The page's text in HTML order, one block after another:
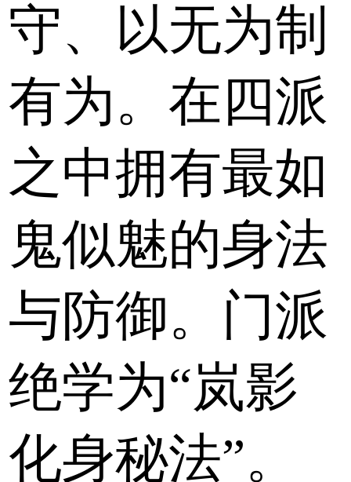
守、以无为制
有为。在四派
之中拥有最如
鬼似魅的身法
与防御。门派
绝学为“岚影
化身秘法”。